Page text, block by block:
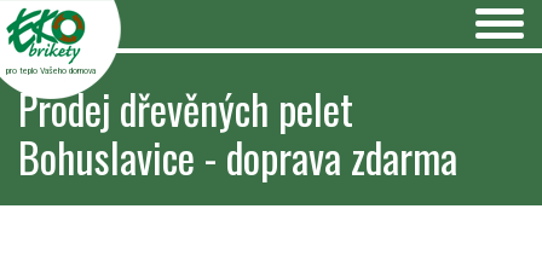
pro teplo Vašeho domova
Prodej dřevěných pelet
Bohuslavice - doprava zdarma